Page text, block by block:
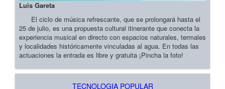
Luis Gareta
El ciclo de música refrescante, que se prolongará hasta el
25 de julio, es una propuesta cultural itinerante que conecta la
experiencia musical en directo con espacios naturales, termales
y localidades históricamente vinculadas al agua. En todas las
actuaciones la entrada es libre y gratuita ¡Pincha la foto!
TECNOLOGIA POPULAR